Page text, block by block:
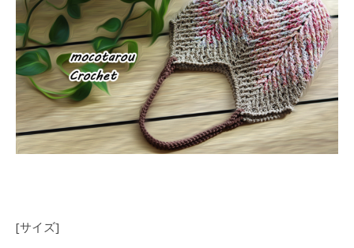
[サイズ]